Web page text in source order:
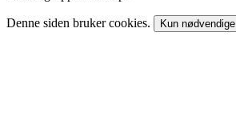
Denne siden bruker cookies. Kun nødvendige